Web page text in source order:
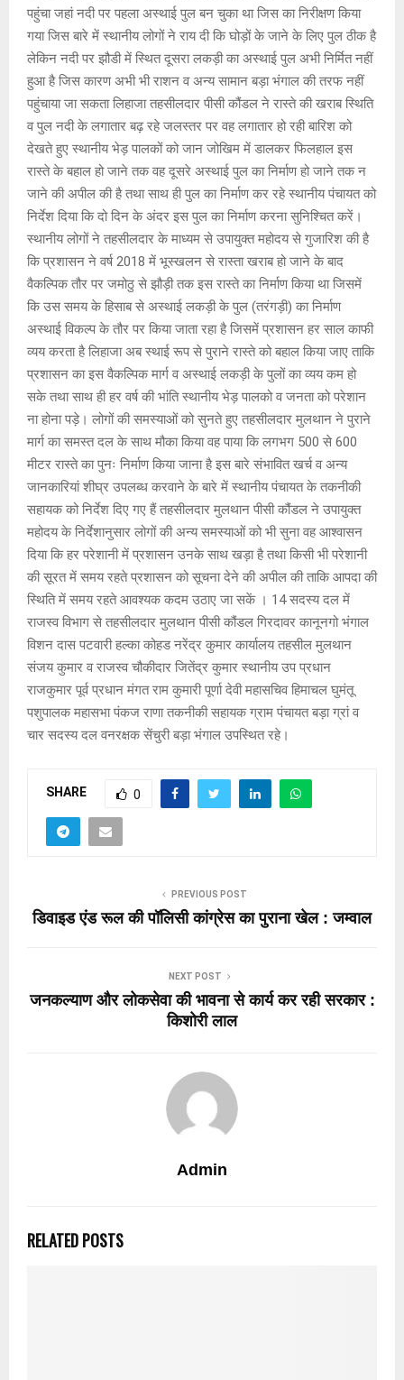
पहुंचा जहां नदी पर पहला अस्थाई पुल बन चुका था जिस का निरीक्षण किया
गया जिस बारे में स्थानीय लोगों ने राय दी कि घोड़ों के जाने के लिए पुल ठीक है
लेकिन नदी पर झौडी में स्थित दूसरा लकड़ी का अस्थाई पुल अभी निर्मित नहीं
हुआ है जिस कारण अभी भी राशन व अन्य सामान बड़ा भंगाल की तरफ नहीं
पहुंचाया जा सकता लिहाजा तहसीलदार पीसी कौंडल ने रास्ते की खराब स्थिति
व पुल नदी के लगातार बढ़ रहे जलस्तर पर वह लगातार हो रही बारिश को
देखते हुए स्थानीय भेड़ पालकों को जान जोखिम में डालकर फिलहाल इस
रास्ते के बहाल हो जाने तक वह दूसरे अस्थाई पुल का निर्माण हो जाने तक न
जाने की अपील की है तथा साथ ही पुल का निर्माण कर रहे स्थानीय पंचायत को
निर्देश दिया कि दो दिन के अंदर इस पुल का निर्माण करना सुनिश्चित करें।
स्थानीय लोगों ने तहसीलदार के माध्यम से उपायुक्त महोदय से गुजारिश की है
कि प्रशासन ने वर्ष 2018 में भूस्खलन से रास्ता खराब हो जाने के बाद
वैकल्पिक तौर पर जमोठु से झौड़ी तक इस रास्ते का निर्माण किया था जिसमें
कि उस समय के हिसाब से अस्थाई लकड़ी के पुल (तरंगड़ी) का निर्माण
अस्थाई विकल्प के तौर पर किया जाता रहा है जिसमें प्रशासन हर साल काफी
व्यय करता है लिहाजा अब स्थाई रूप से पुराने रास्ते को बहाल किया जाए ताकि
प्रशासन का इस वैकल्पिक मार्ग व अस्थाई लकड़ी के पुलों का व्यय कम हो
सके तथा साथ ही हर वर्ष की भांति स्थानीय भेड़ पालको व जनता को परेशान
ना होना पड़े। लोगों की समस्याओं को सुनते हुए तहसीलदार मुलथान ने पुराने
मार्ग का समस्त दल के साथ मौका किया वह पाया कि लगभग 500 से 600
मीटर रास्ते का पुनः निर्माण किया जाना है इस बारे संभावित खर्च व अन्य
जानकारियां शीघ्र उपलब्ध करवाने के बारे में स्थानीय पंचायत के तकनीकी
सहायक को निर्देश दिए गए हैं तहसीलदार मुलथान पीसी कौंडल ने उपायुक्त
महोदय के निर्देशानुसार लोगों की अन्य समस्याओं को भी सुना वह आश्वासन
दिया कि हर परेशानी में प्रशासन उनके साथ खड़ा है तथा किसी भी परेशानी
की सूरत में समय रहते प्रशासन को सूचना देने की अपील की ताकि आपदा की
स्थिति में समय रहते आवश्यक कदम उठाए जा सकें । 14 सदस्य दल में
राजस्व विभाग से तहसीलदार मुलथान पीसी कौंडल गिरदावर कानूनगो भंगाल
विशन दास पटवारी हल्का कोहड नरेंद्र कुमार कार्यालय तहसील मुलथान
संजय कुमार व राजस्व चौकीदार जितेंद्र कुमार स्थानीय उप प्रधान
राजकुमार पूर्व प्रधान मंगत राम कुमारी पूर्णा देवी महासचिव हिमाचल घुमंतू
पशुपालक महासभा पंकज राणा तकनीकी सहायक ग्राम पंचायत बड़ा ग्रां व
चार सदस्य दल वनरक्षक सेंचुरी बड़ा भंगाल उपस्थित रहे।
SHARE 0
PREVIOUS POST
डिवाइड एंड रूल की पॉलिसी कांग्रेस का पुराना खेल : जम्वाल
NEXT POST
जनकल्याण और लोकसेवा की भावना से कार्य कर रही सरकार :
किशोरी लाल
Admin
RELATED POSTS